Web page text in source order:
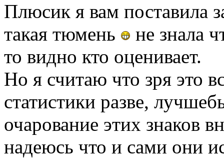
Плюсик я вам поставила
такая тюмень
не знала
то видно кто оценивает.
Но я считаю что зря это
статистики разве,
очарование этих знаков
надеюсь что и сами они